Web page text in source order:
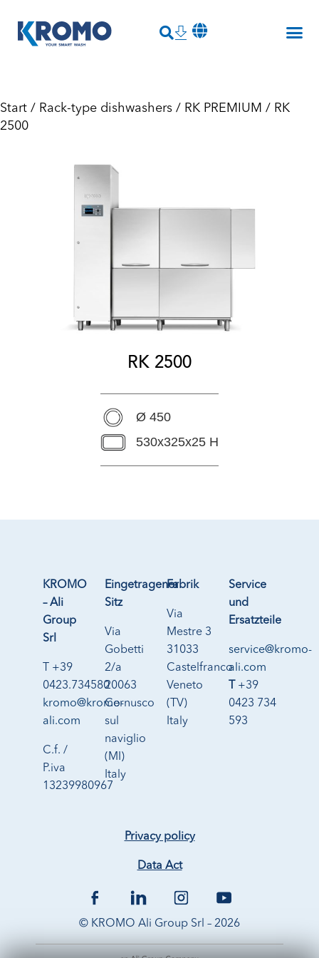
Start / Rack-type dishwashers / RK PREMIUM / RK
2500
RK 2500
Ø 450
530x325x25 H
KROMO
– Ali
Group
Srl
T +39
0423.734580
kromo@kromo-
ali.com
C.f. /
P.iva
13239980967
Eingetragener
Sitz
Via
Gobetti
2/a
20063
Cernusco
sul
naviglio
(MI)
Italy
Fabrik
Via
Mestre 3
31033
Castelfranco
Veneto
(TV)
Italy
Service
und
Ersatzteile
service@kromo-
ali.com
T +39
0423 734
593
Privacy policy
Data Act
© KROMO Ali Group Srl – 2026